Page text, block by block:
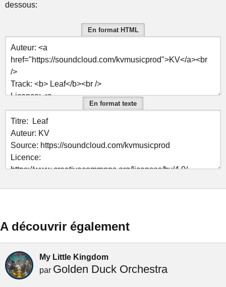
dessous:
En format HTML
En format texte
A découvrir également
My Little Kingdom
par Golden Duck Orchestra